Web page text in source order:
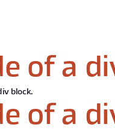
of a
block.
of a